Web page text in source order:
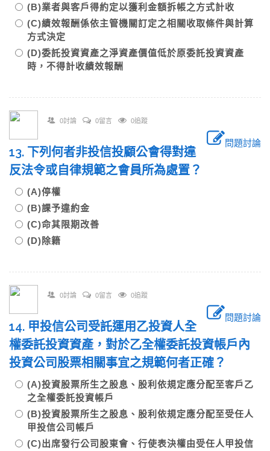
(B)業者與客戶得約定以獲利金額拆帳之方式計收
(C)績效報酬係依主管機關訂定之相關收取條件與計算
方式決定
(D)委託投資資產之淨資產價值低於原委託投資資產
時，不得計收績效報酬
0討論 0留言 0追蹤
問題討論
13. 下列何者非投信投顧公會得對違
反法令或自律規範之會員所為處置？
(A)停權
(B)課予違約金
(C)命其限期改善
(D)除籍
0討論 0留言 0追蹤
問題討論
14. 甲投信公司受託運用乙投資人全
權委託投資資產，對於乙全權委託投資帳戶內
投資公司股票相關事宜之規範何者正確？
(A)投資股票所生之股息、股利依規定應分配至客戶乙
之全權委託投資帳戶
(B)投資股票所生之股息、股利依規定應分配至受任人
甲投信公司帳戶
(C)出席發行公司股東會、行使表決權由受任人甲投信